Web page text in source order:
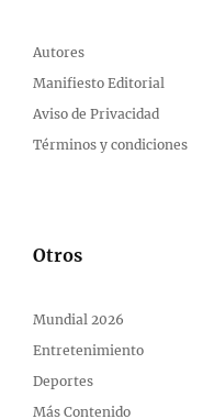
Autores
Manifiesto Editorial
Aviso de Privacidad
Términos y condiciones
Otros
Mundial 2026
Entretenimiento
Deportes
Más Contenido